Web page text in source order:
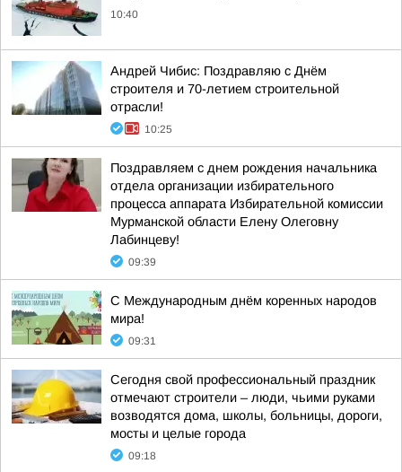
10:40
Андрей Чибис: Поздравляю с Днём
строителя и 70-летием строительной
отрасли!
10:25
Поздравляем с днем рождения начальника
отдела организации избирательного
процесса аппарата Избирательной комиссии
Мурманской области Елену Олеговну
Лабинцеву!
09:39
С Международным днём коренных народов
мира!
09:31
Сегодня свой профессиональный праздник
отмечают строители – люди, чьими руками
возводятся дома, школы, больницы, дороги,
мосты и целые города
09:18